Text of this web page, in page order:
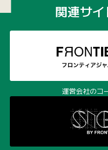
関連サ
運営会社のコ